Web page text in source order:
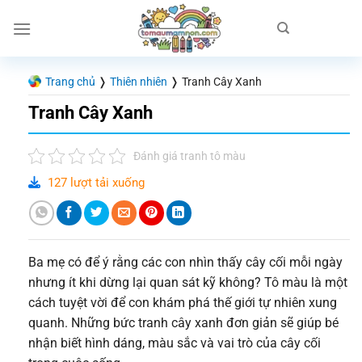
đến
Trang chủ ❭ Thiên nhiên ❭ Tranh Cây Xanh
Tranh Cây Xanh
Đánh giá tranh tô màu
127 lượt tải xuống
Ba mẹ có để ý rằng các con nhìn thấy cây cối mỗi ngày
nhưng ít khi dừng lại quan sát kỹ không? Tô màu là một
cách tuyệt vời để con khám phá thế giới tự nhiên xung
quanh. Những bức tranh cây xanh đơn giản sẽ giúp bé
nhận biết hình dáng, màu sắc và vai trò của cây cối